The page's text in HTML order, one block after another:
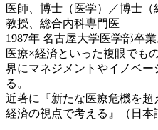
医師、博士（医学）／博士
教授、総合内科専門医
1987年 名古屋大学医学部卒
医療×経済といった複眼でも
界にマネジメントやイノベ
る。
近著に『新たな医療危機を
経済の視点で考える』（日本